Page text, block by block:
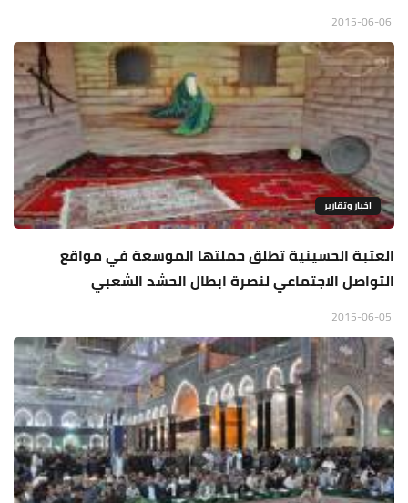
اخبار وتقارير
العتبة الحسينية تطلق حملتها الموسعة في مواقع
التواصل الاجتماعي لنصرة ابطال الحشد الشعبي